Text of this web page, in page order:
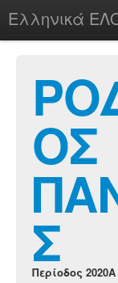
Ελληνικά
chesstu.be @ discord
LoginΟΣ
Σ
Περίοδος 2020A